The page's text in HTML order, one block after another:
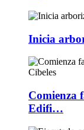
Inicia
Comienza
Edifi…